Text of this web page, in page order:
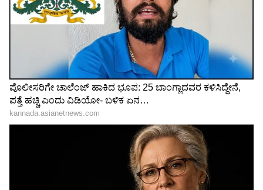
Silver Bracelet: ಫ್ಲೋರಲ್
ಸಿಲ್ವರ್ ಡಿಸೈನ್‌ನ ಆಕರ್ಷಕ
ಆಯ್ಕೆಗಳು, ನೋಡಿದ್ರೆ ಫಿದಾ
ಕೇವಲ 1 ಗ್ರಾಂನಲ್ಲಿ ಸಿಗುವ
ಸಿಂಪಲ್ ಉಂಗುರಗಳು, ಡೈಲಿ
ವೇರ್‌ಗೆ ಫೆಂಟಾಸ್ಟಿಕ್ ಲುಕ್
ಮನೆಯ ಬಾಗಿಲಿಗೆ ಇದೊಂದು
ಬೇರು ಕಟ್ಟಿದರೆ ಸಾಕು;
ಮನೆಯೊಳಕ್ಕೆ ಹಾವು ಬರೋದಿಲ್ಲ!